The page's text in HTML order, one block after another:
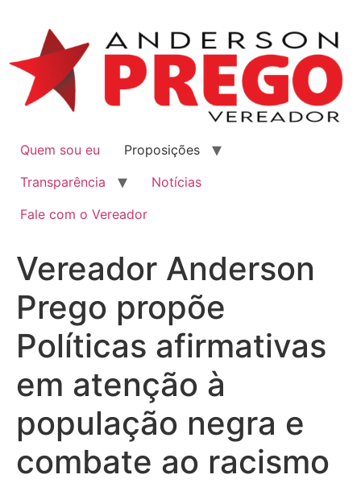
Quem sou eu
Proposições
Transparência
Notícias
Fale com o Vereador
Vereador Anderson
Prego propõe
Políticas afirmativas
em atenção à
população negra e
combate ao racismo